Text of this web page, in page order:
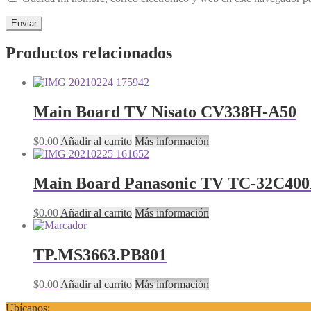
Productos relacionados
Main Board TV Nisato CV338H-A50
$0.00 Añadir al carrito Más información
Main Board Panasonic TV TC-
$0.00 Añadir al carrito Más información
TP.MS3663.PB801
$0.00 Añadir al carrito Más información
Ubícanos: